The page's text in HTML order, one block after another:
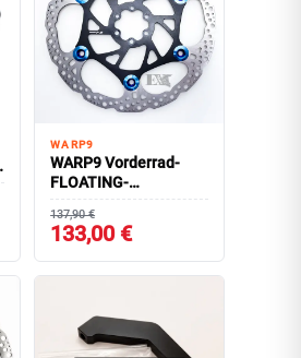
WARP9
WARP9 Vorderrad-
FLOATING-
Bremsscheibe 220mm
2.3mm
137,90 €
133,00 €